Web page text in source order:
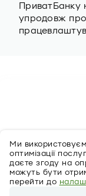
Ми
оптимізації
даєте згоду на
можуть бути
перейти до
ПриватБанку
упродовж